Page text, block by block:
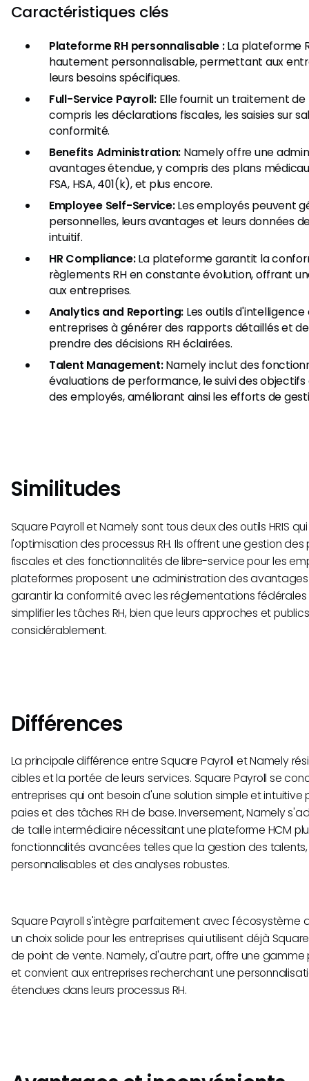
Caractéristiques clés
Plateforme RH personnalisable :La plateforme
hautement personnalisable, permettant aux
leurs besoins spécifiques.
Full-Service Payroll:Elle fournit un traitement
compris les déclarations fiscales, les saisies sur
conformité.
Benefits Administration: Namely offre une
avantages étendue, y compris des plans
FSA, HSA, 401(k), et plus encore.
Employee Self-Service:Les employés peuvent
personnelles, leurs avantages et leurs données
intuitif.
HR Compliance:La plateforme garantit la
règlements RH en constante évolution, offrant
aux entreprises.
Analytics and Reporting: Les outils
entreprises à générer des rapports détaillés et
prendre des décisions RH éclairées.
Talent Management:Namely inclut des
évaluations de performance, le suivi des
des employés, améliorant ainsi les efforts de
Similitudes
Square Payroll et Namely sont tous deux des outils HRIS
l'optimisation des processus RH. Ils offrent une gestion
fiscales et des fonctionnalités de libre-service pour les
plateformes proposent une administration des
garantir la conformité avec les réglementations fédérales
simplifier les tâches RH, bien que leurs approches et
considérablement.
Différences
La principale différence entre Square Payroll et Namely
cibles et la portée de leurs services. Square Payroll se
entreprises qui ont besoin d'une solution simple et
paies et des tâches RH de base. Inversement, Namely
de taille intermédiaire nécessitant une plateforme HCM
fonctionnalités avancées telles que la gestion des talents,
personnalisables et des analyses robustes.
Square Payroll s'intègre parfaitement avec l'écosystème
un choix solide pour les entreprises qui utilisent déjà
de point de vente. Namely, d'autre part, offre une
et convient aux entreprises recherchant une
étendues dans leurs processus RH.